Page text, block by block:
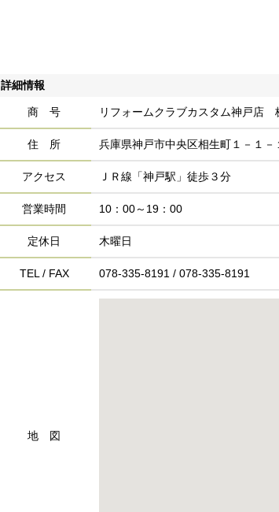
詳細情報
商 号 リフォームクラブカスタム神戸店
住 所 兵庫県神戸市中央区相生町１－１
アクセス ＪＲ線「神戸駅」徒歩３分
営業時間 10：00～19：00
定休日 木曜日
TEL / FAX 078-335-8191 / 078-335-8191
地 図